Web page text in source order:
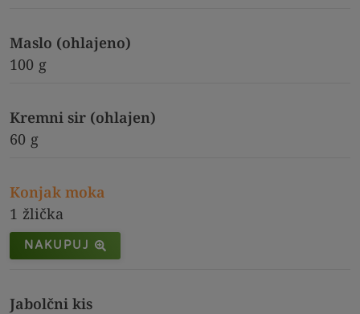
Maslo (ohlajeno)
100 g
Kremni sir (ohlajen)
60 g
Konjak moka
1 žlička
NAKUPUJ
Jabolčni kis